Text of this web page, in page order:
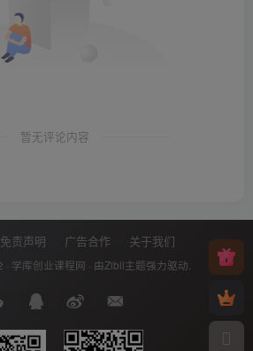
暂无评论内容
免责声明 广告合作 关于我们
· 学库创业课程网 · 由Zibll主题强力驱动.